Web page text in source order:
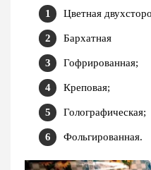
Цветная
Бархатная
Гофрированная;
Креповая;
Голографическая;
Фольгированная.